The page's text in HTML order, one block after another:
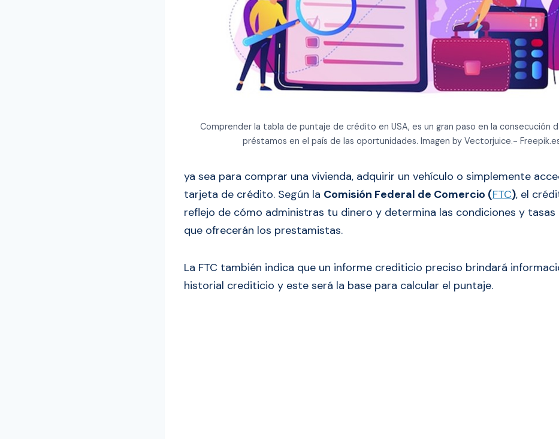
Comprender la tabla de puntaje de crédito en USA, es un gran paso en la consecución
préstamos en el país de las oportunidades. Imagen by Vectorjuice.-
ya sea para comprar una vivienda, adquirir un vehículo o simplemente
tarjeta de crédito. Según la Comisión Federal de Comercio (FTC), el
reflejo de cómo administras tu dinero y determina las condiciones y tasas
que ofrecerán los prestamistas.
La FTC también indica que un informe crediticio preciso brindará
historial crediticio y este será la base para calcular el puntaje.